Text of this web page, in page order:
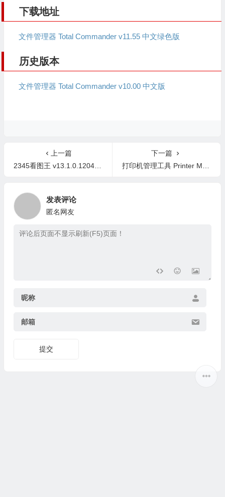
下载地址
文件管理器 Total Commander v11.55 中文绿色版
历史版本
文件管理器 Total Commander v10.00 中文版
上一篇
2345看图王 v13.1.0.12047 去广告版
下一篇
打印机管理工具 Printer Manager v1.0 中文版
发表评论
匿名网友
昵称
邮箱
提交